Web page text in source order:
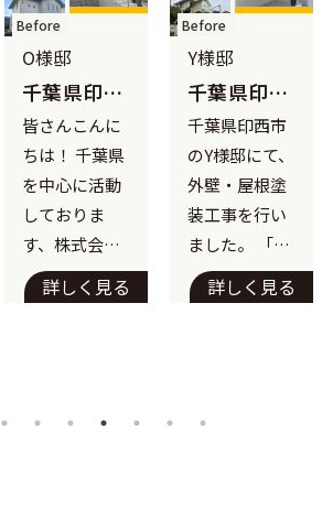
Before
Y様邸
千葉県印西
市 Y様邸｜
超耐候性フ
ッ素塗料と
遮熱屋根塗
装で、長期に
わたる美観
と快適性を
実現
千葉県印西市
のY様邸にて、
外壁・屋根塗
装工事を行い
ました。 「で
きるだけ長持
ちさせたい」
要望にお応え
詳しく見る
Before
O様邸
千葉県印西
市 O様
邸 外壁・
屋根塗装工
事 耐久性
向上と美観
回復！
耐久性向上と
美観回復！戸
建て住宅の外
壁・屋根・付
帯部塗装が完
の度、印西市
詳しく見る